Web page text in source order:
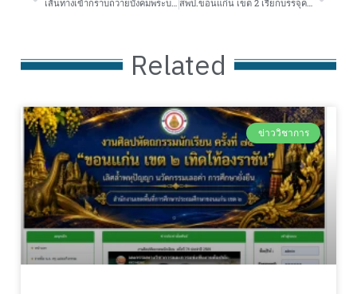
สพป.ขอนแก่น เขต 2 เรียกบรรจุครูผู้ช่วย ประจำปี 2568 ครั้งที่ 4
Related
ข่าววิชาการ